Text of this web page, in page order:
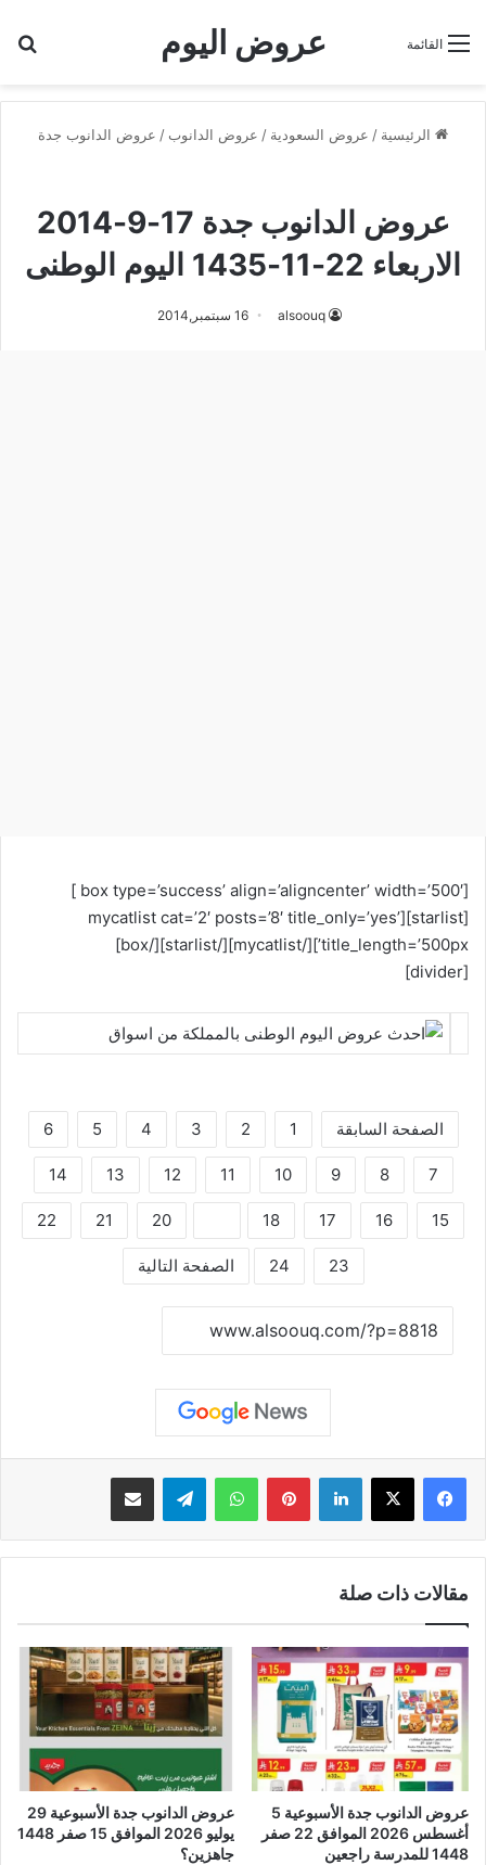
عروض اليوم القائمة
الرئيسية / عروض السعودية / عروض الدانوب / عروض الدانوب جدة
عروض الدانوب جدة 17-9-2014
الاربعاء 22-11-1435 اليوم الوطنى
alsoouq 16 سبتمبر,2014
[box type=’success’ align=’aligncenter’ width=’500′ ]
[starlist][mycatlist cat=’2′ posts=’8′ title_only=’yes’
title_length=’500px’][/mycatlist][/starlist][/box]
[divider]
الصفحة السابقة 1
2
3
4
5
6
7
8
9
10
11
12
13
14
15
16
17
18
20
21
22
23
24 الصفحة التالية
لينكدإن بينتيريستواتساب تيلقرام مشاركة عبر البريد
مقالات ذات صلة
عروض الدانوب جدة الأسبوعية 5
أغسطس 2026 الموافق 22 صفر
1448 للمدرسة راجعين
عروض الدانوب جدة الأسبوعية 29
يوليو 2026 الموافق 15 صفر 1448
جاهزين؟